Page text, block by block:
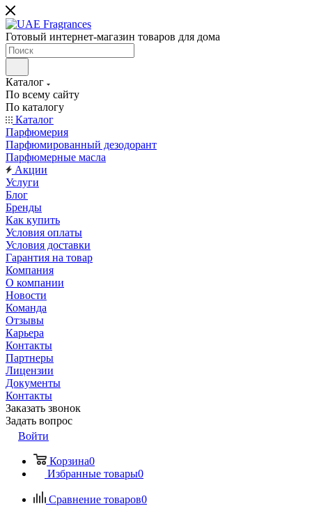
Готовый интернет-магазин товаров для дома
Каталог
По всему сайту
По каталогу
Каталог
Парфюмерия
Парфюмированный дезодорант
Парфюмерные масла
Акции
Услуги
Блог
Бренды
Как купить
Условия оплаты
Условия доставки
Гарантия на товар
Компания
О компании
Новости
Команда
Отзывы
Карьера
Контакты
Партнеры
Лицензии
Документы
Контакты
Заказать звонок
Задать вопрос
Войти
Корзина0
Избранные товары0
Сравнение товаров0